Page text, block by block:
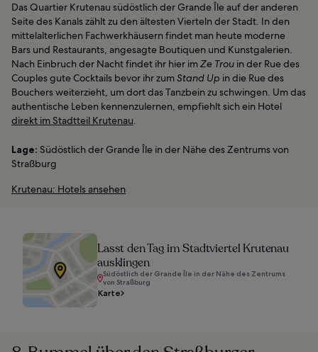
Das Quartier Krutenau südöstlich der Grande Île auf der anderen
Seite des Kanals zählt zu den ältesten Vierteln der Stadt. In den
mittelalterlichen Fachwerkhäusern findet man heute moderne
Bars und Restaurants, angesagte Boutiquen und Kunstgalerien.
Nach Einbruch der Nacht findet ihr hier imZe Trou in der Rue des
Couples gute Cocktails bevor ihr zumStand Up in die Rue des
Bouchers weiterzieht, um dort das Tanzbein zu schwingen. Um das
authentische Leben kennenzulernen, empfiehlt sich ein Hotel
direkt im Stadtteil Krutenau.
Lage: Südöstlich der Grande Île in der Nähe des Zentrums von
Straßburg
Krutenau: Hotels ansehen
Lasst den Tag im Stadtviertel Krutenau
ausklingen
Südöstlich der Grande Île in der Nähe des Zentrums
von Straßburg
Karte